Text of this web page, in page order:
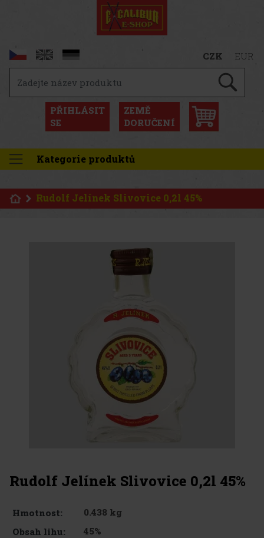
CZK EUR
PŘIHLÁSIT
SE
ZEMĚ
DORUČENÍ
Kategorie produktů
Rudolf Jelínek Slivovice 0,2l 45%
Rudolf Jelínek Slivovice 0,2l 45%
Hmotnost:
0.438 kg
Obsah lihu:
45%